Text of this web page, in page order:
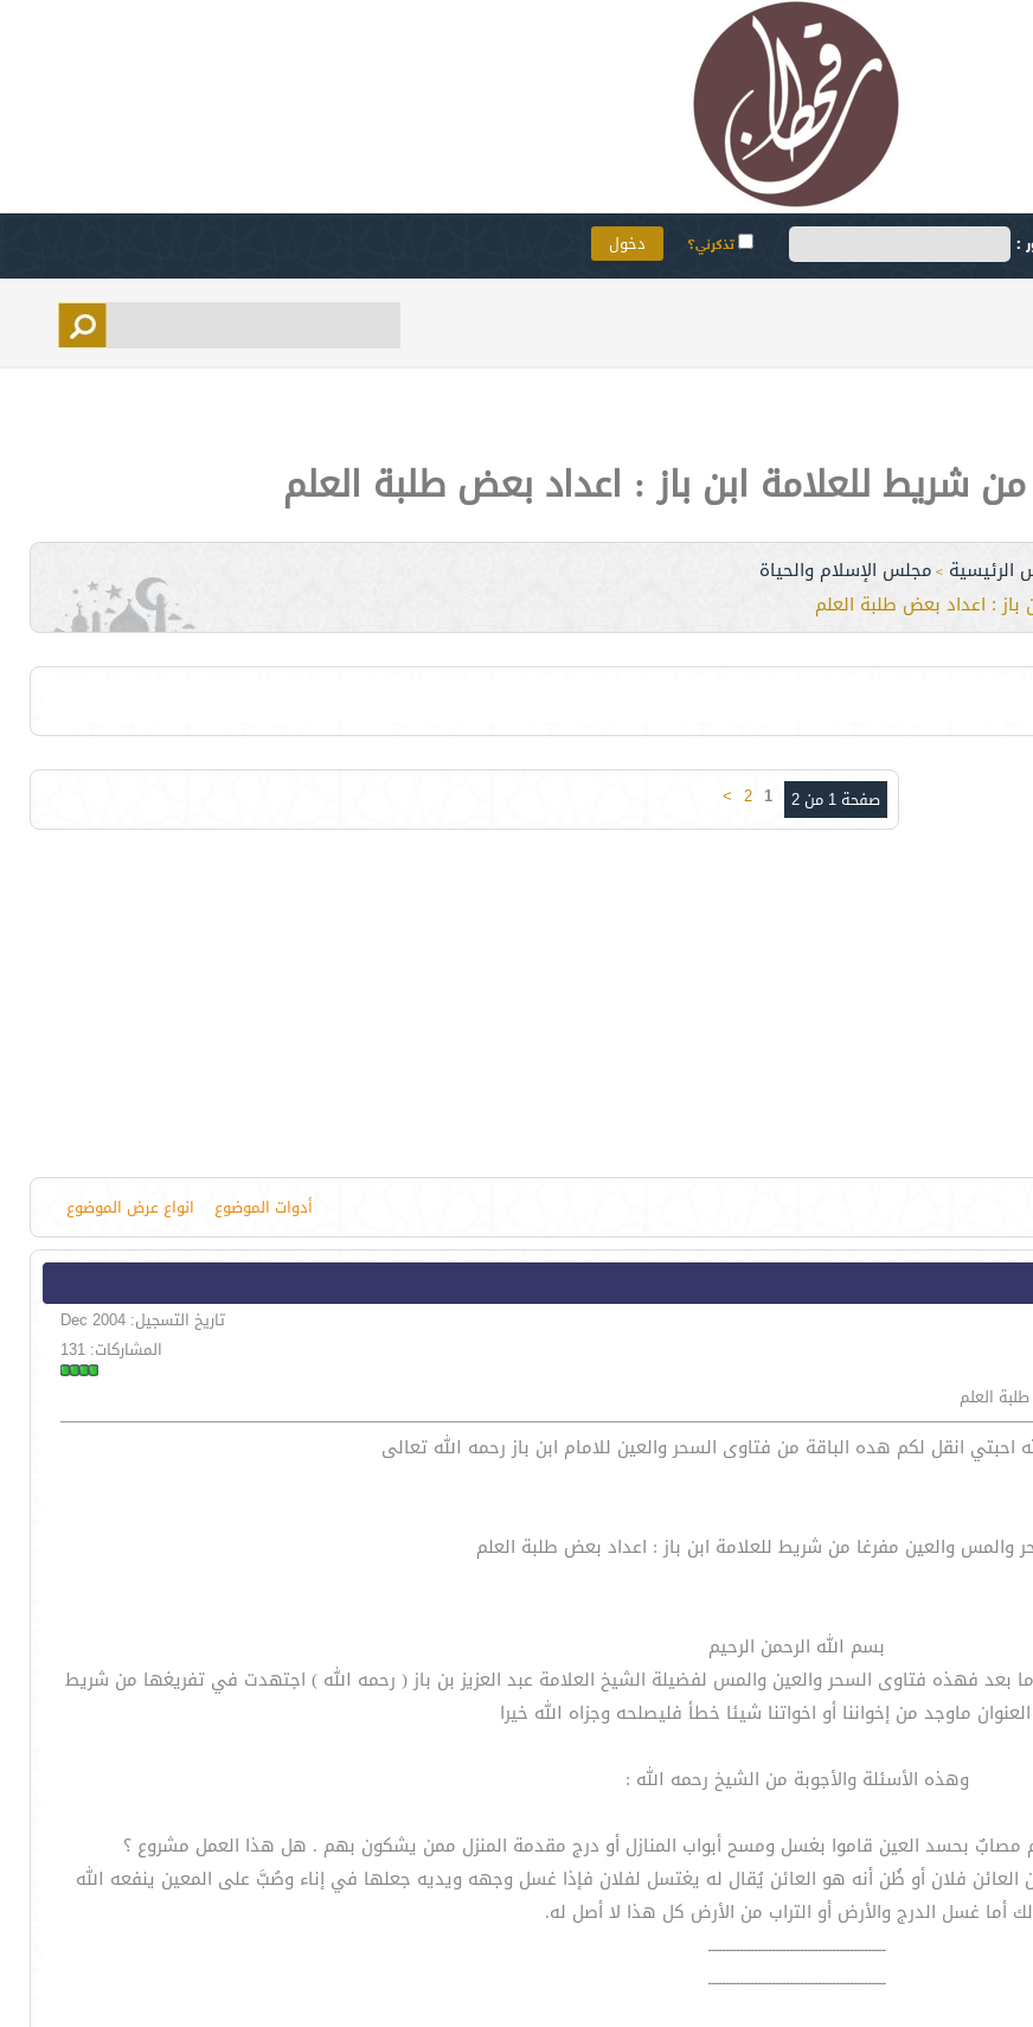
: تذكرني؟
شريط للعلامة ابن باز : اعداد بعض طلبة العلم
الرئيسية > مجلس الإسلام والحياة
: اعداد بعض طلبة العلم
صفحة 1 من 2 1
2
>
أدوات الموضوع انواع عرض الموضوع
تاريخ التسجيل: Dec 2004
المشاركات: 131
العلم
احبتي انقل لكم هده الباقة من فتاوى السحر والعين للامام ابن باز رحمه الله تعالى
والمس والعين مفرغا من شريط للعلامة ابن باز : اعداد بعض طلبة العلم
بسم الله الرحمن الرحيم
بعد فهذه فتاوى السحر والعين والمس لفضيلة الشيخ العلامة عبد العزيز بن باز ( رحمه الله ) اجتهدت في تفريغها من شريط
ماوجد من إخواننا أو اخواتنا شيئا خطأ فليصلحه وجزاه الله خيرا
وهذه الأسئلة والأجوبة من الشيخ رحمه الله :
العائن فلان أو ظُن أنه هو العائن يُقال له يغتسل لفلان فإذا غسل وجهه ويديه جعلها في إناء وصُبَّ على المعين ينفعه الله
أما غسل الدرج والأرض أو التراب من الأرض كل هذا لا أصل له.
ــــــــــــــــــــــــــــــــــــــــــــــــــ
ــــــــــــــــــــــــــــــــــــــــــــــــــ